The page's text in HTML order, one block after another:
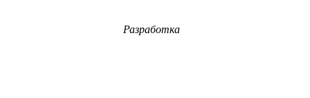
Разработка